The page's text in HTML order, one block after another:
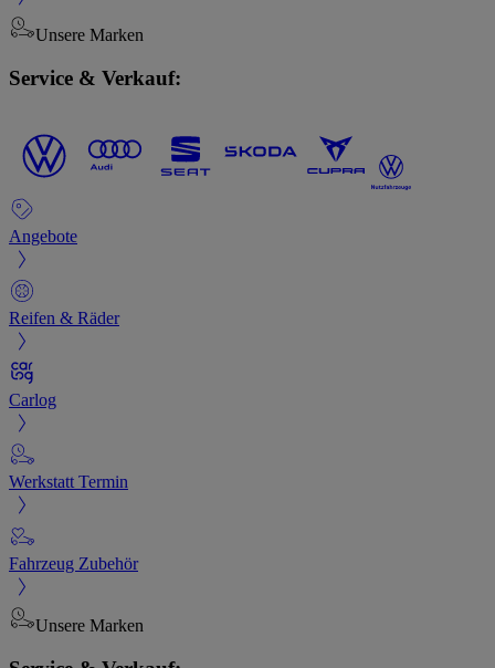
Unsere Marken
Service & Verkauf:
Angebote
Reifen & Räder
Carlog
Werkstatt Termin
Fahrzeug Zubehör
Unsere Marken